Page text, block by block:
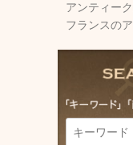
アンティー
フランスの